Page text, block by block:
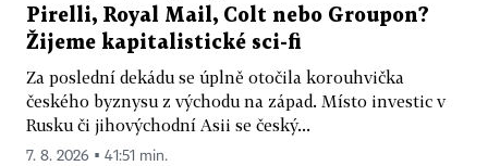
Pirelli, Royal Mail, Colt nebo Groupon?
Žijeme kapitalistické sci-fi
Za poslední dekádu se úplně otočila korouhvička
českého byznysu z východu na západ. Místo investic v
Rusku či jihovýchodní Asii se český...
7. 8. 2026 ▪ 41:51 min.